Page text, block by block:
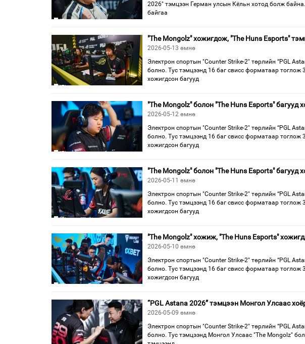
2026" тэмцээн Герман улсын Кёльн хотод болж
байгаа
"The Mongolz" хожигдож, "The Huns Esports"
2026-05-13 өмнө
Электрон спортын "Counter Strike-2" төрлийн “PGL
болно. Тус тэмцээнд 16 баг свисс форматаар
хожигдсон багууд
"The Mongolz" болон "The Huns Esports" багууд
2026-05-12 өмнө
Электрон спортын "Counter Strike-2" төрлийн “PGL
болно. Тус тэмцээнд 16 баг свисс форматаар
хожигдсон багууд
"The Mongolz" болон "The Huns Esports" багууд
2026-05-11 өмнө
Электрон спортын "Counter Strike-2" төрлийн “PGL
болно. Тус тэмцээнд 16 баг свисс форматаар
хожигдсон багууд
"The Mongolz" хожиж, "The Huns Esports"
2026-05-10 өмнө
Электрон спортын "Counter Strike-2" төрлийн “PGL
болно. Тус тэмцээнд 16 баг свисс форматаар
хожигдсон багууд
“PGL Astana 2026” тэмцээн Монгол Улсаас
2026-05-09 өмнө
Электрон спортын "Counter Strike-2" төрлийн “PGL
болно. Тус тэмцээнд Монгол Улсаас "The Mongolz"